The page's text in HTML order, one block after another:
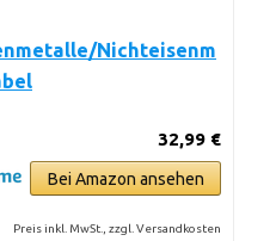
Nichteisenm
32,99 €
Bei Amazon ansehen
Preis inkl. MwSt., zzgl. Versandkosten